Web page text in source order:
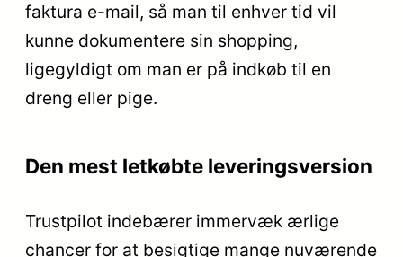
faktura e-mail, så man til enhver tid vil
kunne dokumentere sin shopping,
ligegyldigt om man er på indkøb til en
dreng eller pige.
Den mest letkøbte leveringsversion
Trustpilot indebærer immervæk ærlige
chancer for at besigtige mange nuværende